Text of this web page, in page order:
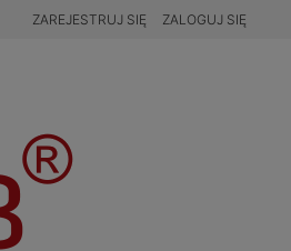
ZAREJESTRUJ SIĘ ZALOGUJ SIĘ